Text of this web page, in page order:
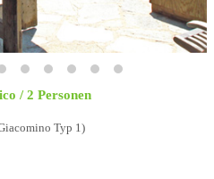
/ 2 Personen
Typ 1)